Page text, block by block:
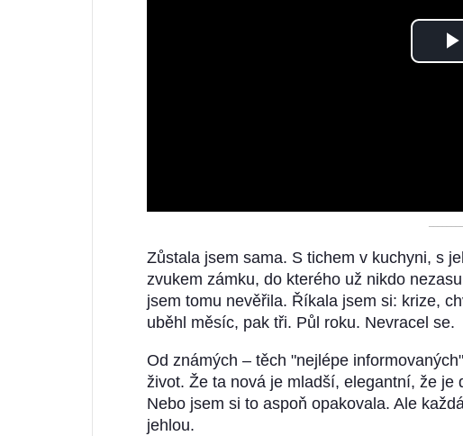
Zůstala jsem sama. S tichem v kuchyni, s
zvukem zámku, do kterého už nikdo
jsem tomu nevěřila. Říkala jsem si: krize,
uběhl měsíc, pak tři. Půl roku. Nevracel se.
Od známých – těch "nejlépe
život. Že ta nová je mladší, elegantní, že je
Nebo jsem si to aspoň opakovala. Ale
jehlou.